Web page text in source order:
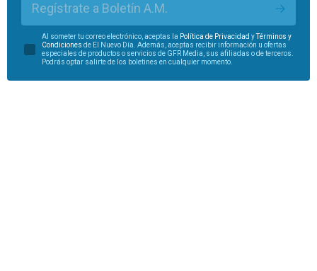
Regístrate a Boletín A.M.
Al someter tu correo electrónico, aceptas la Política de Privacidad yTérminos y
Condiciones de El Nuevo Día. Además, aceptas recibir información u ofertas
especiales de productos o servicios de GFR Media, sus afiliadas o de terceros.
Podrás optar salirte de los boletines en cualquier momento.